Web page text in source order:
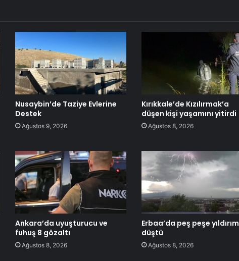
Nusaybin’de Taziye Evlerine
Destek
Ağustos 9, 2026
Kırıkkale’de Kızılırmak’a
düşen kişi yaşamını yitirdi
Ağustos 8, 2026
Ankara’da uyuşturucu ve
fuhuş 8 gözaltı
Ağustos 8, 2026
Erbaa’da peş peşe yıldırım
düştü
Ağustos 8, 2026